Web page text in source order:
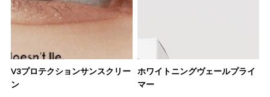
V3プロテクションサンスクリー
ン
ホワイトニングヴェールプライ
マー